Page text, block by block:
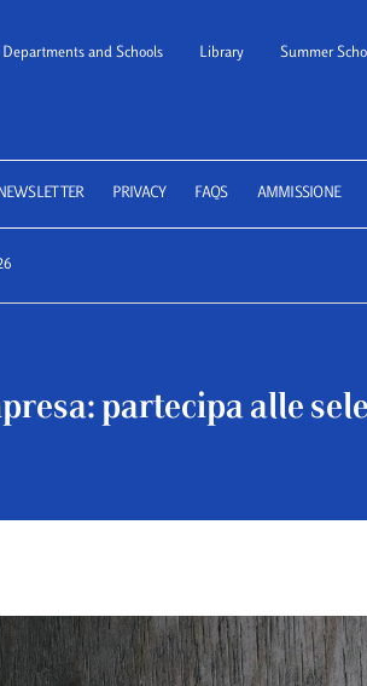
Departments and Schools Library Summer
NEWSLETTER PRIVACY FAQS AMMISSIONE
partecipa alle